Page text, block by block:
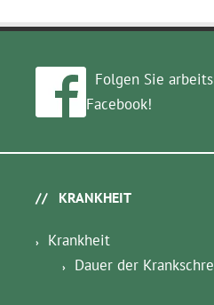
Folgen Sie
Facebook!
KRANKHEIT
Krankheit
Dauer der